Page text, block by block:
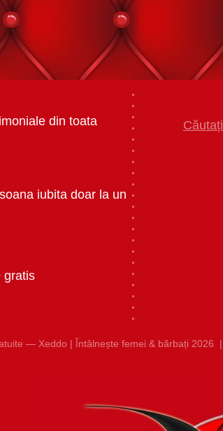
din toata
iubita doar la un
gratis
Căutați
— Xeddo | Întâlnește femei & bărbați 2026 |